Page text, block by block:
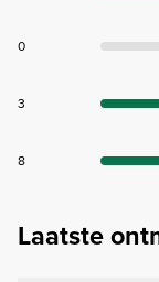
0
3
8
Laatste